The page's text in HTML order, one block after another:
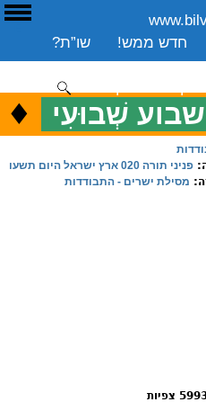
שו”ת?
חדש ממש!
שיעורים שבועי
סקירה כללית
ENGLISH
שְׁבוּעִי ♦
פניני תורה 020 ארץ ישראל היום תשעו
מסילת ישרים - התבודדות
צפיות